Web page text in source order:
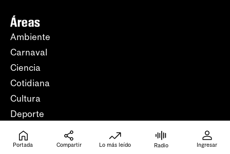
Áreas
Ambiente
Carnaval
Ciencia
Cotidiana
Cultura
Deporte
Economía
Educación
Portada Compartir Lo más leído Radio Ingresar